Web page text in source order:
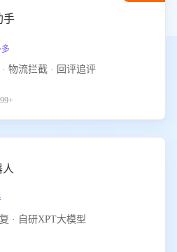
手
售后智能客服 · 智能建单 · 物流拦截 · 回评追评
· 自研XPT大模型